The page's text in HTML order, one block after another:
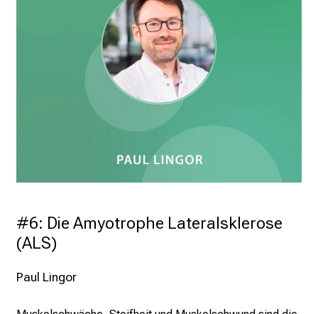
#6: Die Amyotrophe Lateralsklerose
(ALS)
Paul Lingor